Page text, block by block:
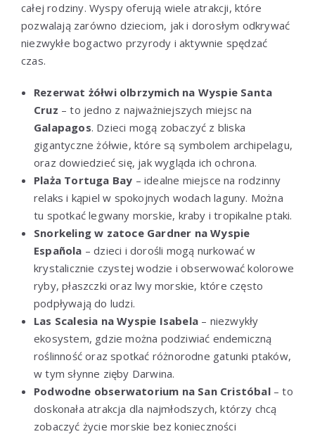
całej rodziny. Wyspy oferują wiele atrakcji, które
pozwalają zarówno dzieciom, jak i dorosłym odkrywać
niezwykłe bogactwo przyrody i aktywnie spędzać
czas.
Rezerwat żółwi olbrzymich na Wyspie Santa
Cruz – to jedno z najważniejszych miejsc na
Galapagos. Dzieci mogą zobaczyć z bliska
gigantyczne żółwie, które są symbolem archipelagu,
oraz dowiedzieć się, jak wygląda ich ochrona.
Plaża Tortuga Bay – idealne miejsce na rodzinny
relaks i kąpiel w spokojnych wodach laguny. Można
tu spotkać legwany morskie, kraby i tropikalne ptaki.
Snorkeling w zatoce Gardner na Wyspie
Española – dzieci i dorośli mogą nurkować w
krystalicznie czystej wodzie i obserwować kolorowe
ryby, płaszczki oraz lwy morskie, które często
podpływają do ludzi.
Las Scalesia na Wyspie Isabela – niezwykły
ekosystem, gdzie można podziwiać endemiczną
roślinność oraz spotkać różnorodne gatunki ptaków,
w tym słynne zięby Darwina.
Podwodne obserwatorium na San Cristóbal– to
doskonała atrakcja dla najmłodszych, którzy chcą
zobaczyć życie morskie bez konieczności